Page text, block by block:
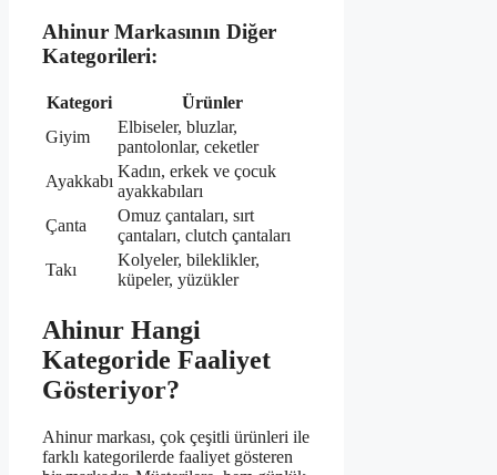
Ahinur Markasının Diğer
Kategorileri:
Kategori
Ürünler
Giyim
Elbiseler, bluzlar,
pantolonlar, ceketler
Ayakkabı
Kadın, erkek ve çocuk
ayakkabıları
Çanta
Omuz çantaları, sırt
çantaları, clutch çantaları
Takı
Kolyeler, bileklikler,
küpeler, yüzükler
Ahinur Hangi
Kategoride Faaliyet
Gösteriyor?
Ahinur markası, çok çeşitli ürünleri ile
farklı kategorilerde faaliyet gösteren